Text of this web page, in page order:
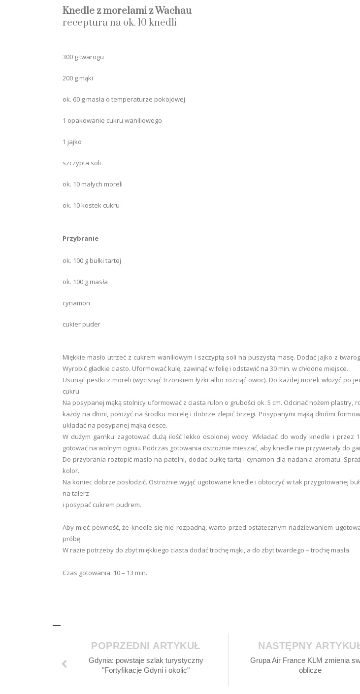
Knedle z morelami z Wachau
receptura na ok. 10 knedli
300 g twarogu
200 g mąki
ok. 60 g masła o temperaturze pokojowej
1 opakowanie cukru waniliowego
1 jajko
szczypta soli
ok. 10 małych moreli
ok. 10 kostek cukru
Przybranie
ok. 100 g bułki tartej
ok. 100 g masła
cynamon
cukier puder
Miękkie masło utrzeć z cukrem waniliowym i szczyptą soli na puszystą masę. Dodać jajko z
Wyrobić gładkie ciasto. Uformować kulę, zawinąć w folię i odstawić na 30 min. w chłodne miejsce.
Usunąć pestki z moreli (wycisnąć trzonkiem łyżki albo rozciąć owoc). Do każdej moreli włożyć po
cukru.
Na posypanej mąką stolnicy uformować z ciasta rulon o grubości ok. 5 cm. Odcinać nożem plastry,
każdy na dłoni, położyć na środku morelę i dobrze zlepić brzegi. Posypanymi mąką dłońmi
układać na posypanej mąką desce.
W dużym garnku zagotować dużą ilość lekko osolonej wody. Wkładać do wody knedle i przez
gotować na wolnym ogniu. Podczas gotowania ostrożnie mieszać, aby knedle nie przywierały do
Do przybrania roztopić masło na patelni, dodać bułkę tartą i cynamon dla nadania aromatu.
kolor.
Na koniec dobrze posłodzić. Ostrożnie wyjąć ugotowane knedle i obtoczyć w tak przygotowanej
na talerz
i posypać cukrem pudrem.
Aby mieć pewność, że knedle się nie rozpadną, warto przed ostatecznym nadziewaniem
próbę.
W razie potrzeby do zbyt miękkiego ciasta dodać trochę mąki, a do zbyt twardego – trochę masła.
Czas gotowania: 10 – 13 min.
NASTĘPNY
Grupa Air France KLM zmienia
oblicze
POPRZEDNI ARTYKUŁ
Gdynia: powstaje szlak turystyczny
"Fortyfikacje Gdyni i okolic"